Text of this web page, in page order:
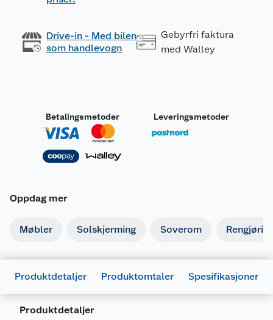
Drive-in - Med bilen
som handlevogn
Gebyrfri faktura
med Walley
Betalingsmetoder Leveringsmetoder
Oppdag mer
Møbler Solskjerming Soverom
Produktdetaljer Produktomtaler Spesifikasjoner
Produktdetaljer